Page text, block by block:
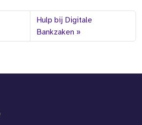
Hulp bij Digitale
Bankzaken